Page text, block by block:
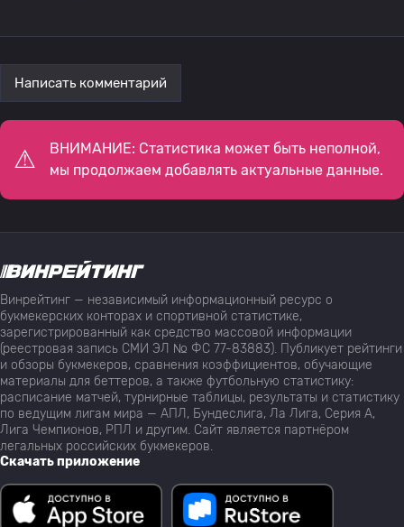
Написать комментарий
ВНИМАНИЕ: Статистика может быть неполной,
мы продолжаем добавлять актуальные данные.
Винрейтинг — независимый информационный ресурс о
букмекерских конторах и спортивной статистике,
зарегистрированный как средство массовой информации
(реестровая запись СМИ ЭЛ № ФС 77-83883). Публикует рейтинги
и обзоры букмекеров, сравнения коэффициентов, обучающие
материалы для беттеров, а также футбольную статистику:
расписание матчей, турнирные таблицы, результаты и статистику
по ведущим лигам мира — АПЛ, Бундеслига, Ла Лига, Серия А,
Лига Чемпионов, РПЛ и другим. Сайт является партнёром
легальных российских букмекеров.
Скачать приложение